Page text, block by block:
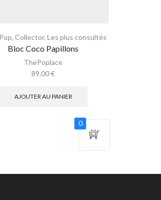
, Collector, Les plus consultés
Bloc Coco Papillons
ThePoplace
89.00€
AJOUTER AU PANIER
0